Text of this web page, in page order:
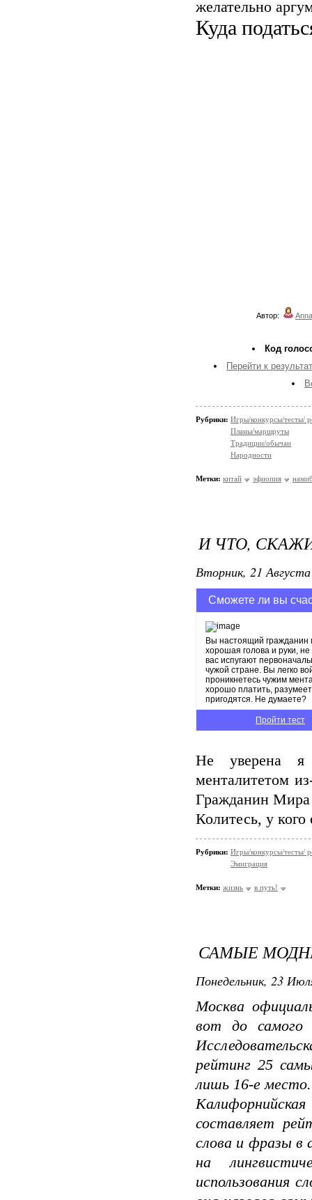
желательно
Куда
Автор:
Код
Перейти к
Рубрики: Игры/конкурсы/тесты/
Планы/маршруты
Традиции/обычаи
Народности
Метки: китай эфиопия
И ЧТО,
Вторник, 21
Сможете ли вы
Вы настоящий гражданин
хорошая голова и руки,
вас испугают
чужой стране. Вы легко
проникнетесь чужим
хорошо платить,
пригодятся. Не думаете?
Пройти тест
Не уверена я
менталитетом
Гражданин Мира
Колитесь, у кого
Рубрики: Игры/конкурсы/тесты/
Эмиграция
Метки: жизнь в путь!
САМЫЕ
Понедельник, 23
Москва
вот до самого
рейтинг 25
лишь 16-е место.
составляет
слова и фразы в
на
использования